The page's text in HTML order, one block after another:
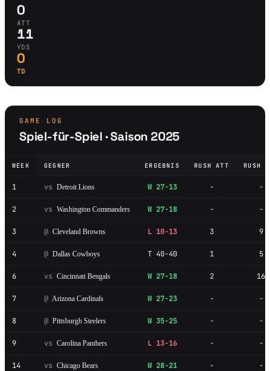
0
ATT
11
YDS
0
TD
GAME LOG
Spiel-für-Spiel · Saison 2025
WEEK GEGNER ERGEBNIS RUSH ATT RUSH
1 vs Detroit Lions W 27-13 - -
2 vs Washington Commanders W 27-18 - -
3 @ Cleveland Browns L 10-13 3 9
4 @ Dallas Cowboys T 40-40 1 5
6 vs Cincinnati Bengals W 27-18 2 16
7 @ Arizona Cardinals W 27-23 - -
8 @ Pittsburgh Steelers W 35-25 - -
9 vs Carolina Panthers L 13-16 - -
14 vs Chicago Bears W 28-21 - -